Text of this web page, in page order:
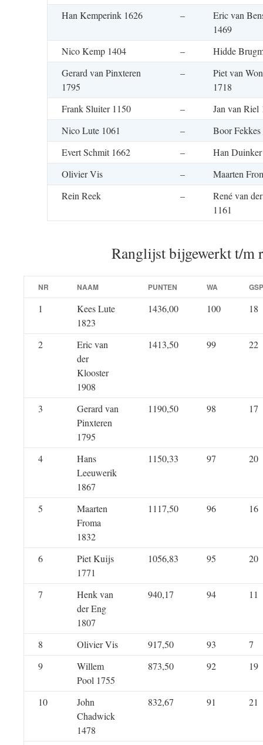
Han Kemperink 1626
–
Eric van
1469
Nico Kemp 1404
–
Hidde
Gerard van Pinxteren
1795
–
Piet van
1718
Frank Sluiter 1150
–
Jan van Riel
Nico Lute 1061
–
Boor
Evert Schmit 1662
–
Han
Olivier Vis
–
Maarten
Rein Reek
–
René van
1161
Ranglijst bijgewerkt t/m
NR NAAM PUNTEN WA GSP
1
Kees Lute
1823
1436,00 100 18
2
Eric van
der
Klooster
1908
1413,50 99 22
3
Gerard van
Pinxteren
1795
1190,50 98 17
4
Hans
Leeuwerik
1867
1150,33 97 20
5
Maarten
Froma
1832
1117,50 96 16
6
Piet Kuijs
1771
1056,83 95 20
7
Henk van
der Eng
1807
940,17 94 11
8 Olivier Vis 917,50 93
7
9
Willem
Pool 1755
873,50 92 19
10
John
Chadwick
1478
832,67 91 21